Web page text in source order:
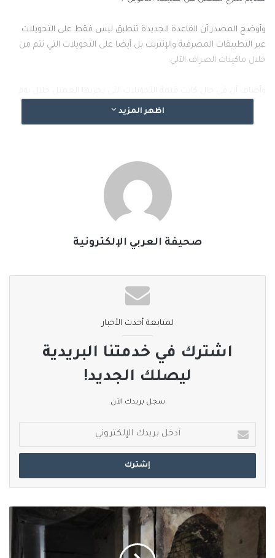
وأوضح المصدر أن القاعدة الجديدة تنطبق ليس فقط على التحويلات
عبر التطبيقات المصرفية والإنترنت بل أيضا على التحويلات التي تتم من
خلال ماكينات الصراف الآلي.
و465000 دولارا أمريكيا)، سيكون مطالَبا بتعبئة “نموذج إقرار العمليات
#صحيفة_العربي_الالكترونية
اظهر المزيد
صحيفة العربي الإلكترونية
لمتابعة أحدث الأخبار
اشترك في خدمتنا البريدية
ليصلك الجديد!
سجل بريدك الآن
بريدك
الإلكتروني